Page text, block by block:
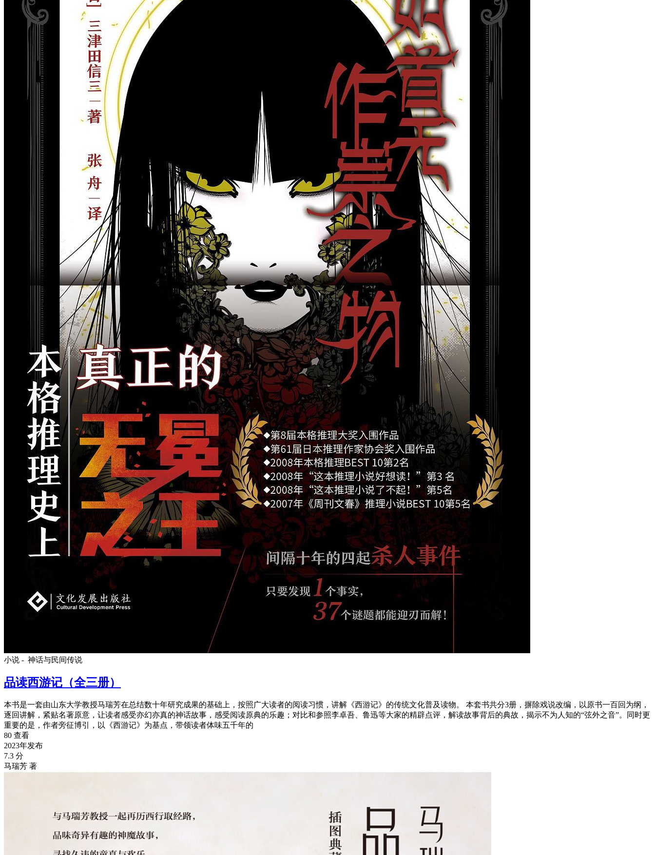
小说 - 神话与民间传说
品读西游记（全三册）
本书是一套由山东大学教授马瑞芳在总结数十年研究成果的基础上，按照广大读者的阅读习惯，讲解《西游记》的传统文化普及读物。 本套书共分3册，摒除戏说改编，以原书一百回为纲，
逐回讲解，紧贴名著原意，让读者感受亦幻亦真的神话故事，感受阅读原典的乐趣；对比和参照李卓吾、鲁迅等大家的精辟点评，解读故事背后的典故，揭示不为人知的“弦外之音”。同时更
重要的是，作者旁征博引，以《西游记》为基点，带领读者体味五千年的
80 查看
2023年发布
7.3 分
马瑞芳 著